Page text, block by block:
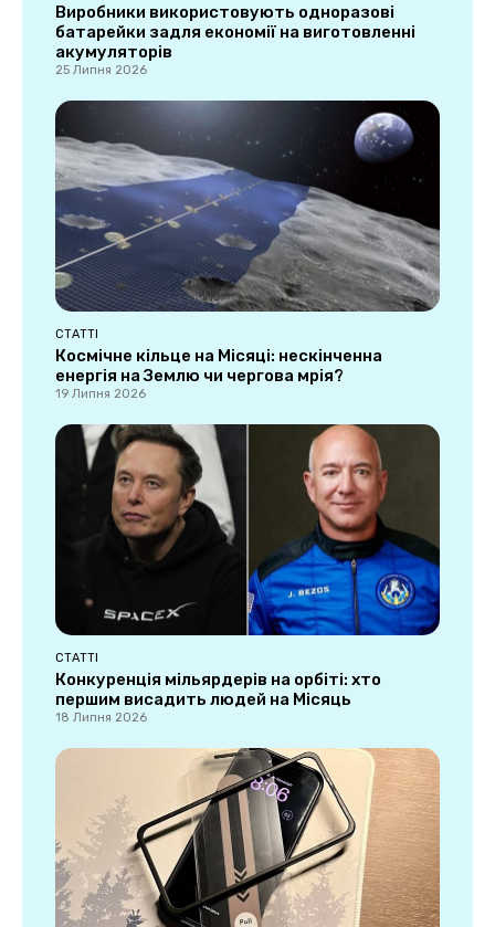
Виробники використовують одноразові
батарейки задля економії на виготовленні
акумуляторів
25 Липня 2026
СТАТТІ
Космічне кільце на Місяці: нескінченна
енергія на Землю чи чергова мрія?
19 Липня 2026
СТАТТІ
Конкуренція мільярдерів на орбіті: хто
першим висадить людей на Місяць
18 Липня 2026